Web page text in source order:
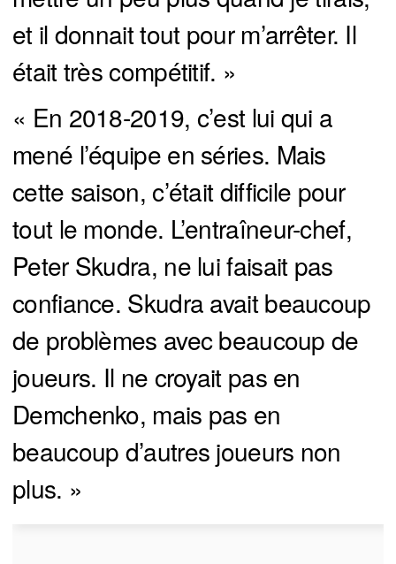
et il donnait tout pour m’arrêter. Il
était très compétitif. »
« En 2018-2019, c’est lui qui a
mené l’équipe en séries. Mais
cette saison, c’était difficile pour
tout le monde. L’entraîneur-chef,
Peter Skudra, ne lui faisait pas
confiance. Skudra avait beaucoup
de problèmes avec beaucoup de
joueurs. Il ne croyait pas en
Demchenko, mais pas en
beaucoup d’autres joueurs non
plus. »